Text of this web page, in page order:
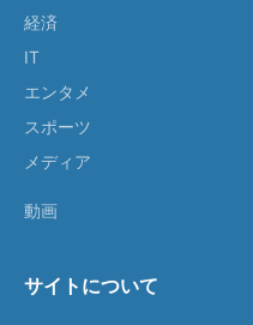
経済
IT
エンタメ
スポーツ
メディア
動画
サイトについて